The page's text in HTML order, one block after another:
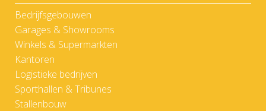
Bedrijfsgebouwen
Garages & Showrooms
Winkels & Supermarkten
Kantoren
Logistieke bedrijven
Sporthallen & Tribunes
Stallenbouw